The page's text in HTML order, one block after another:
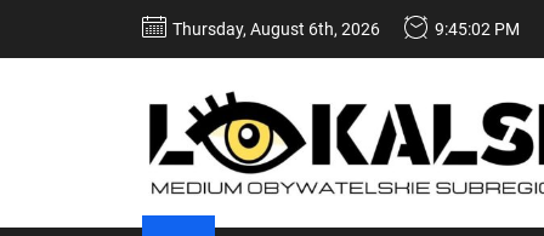
Thursday, August 6th, 2026 9:45:03 PM